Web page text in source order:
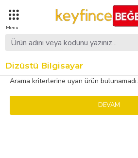
Dizüstü Bilgisayar
Arama kriterlerine uyan ürün bulunamadı.
DEVAM